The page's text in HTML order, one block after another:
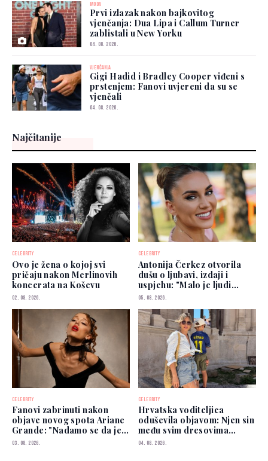
MODA
Prvi izlazak nakon bajkovitog
vjenčanja: Dua Lipa i Callum Turner
zablistali u New Yorku
04. 08. 2026.
VJENČANJA
Gigi Hadid i Bradley Cooper viđeni s
prstenjem: Fanovi uvjereni da su se
vjenčali
04. 08. 2026.
Najčitanije
CELEBRITY
Ovo je žena o kojoj svi
pričaju nakon Merlinovih
koncerata na Koševu
02. 08. 2026.
CELEBRITY
Antonija Čerkez otvorila
dušu o ljubavi, izdaji i
uspjehu: "Malo je ljudi
kojima možete vjerovati"
05. 08. 2026.
CELEBRITY
Fanovi zabrinuti nakon
objave novog spota Ariane
Grande: "Nadamo se da je
dobro"
03. 08. 2026.
CELEBRITY
Hrvatska voditeljica
oduševila objavom: Njen sin
među svim dresovima
izabrao Zmajeve
04. 08. 2026.